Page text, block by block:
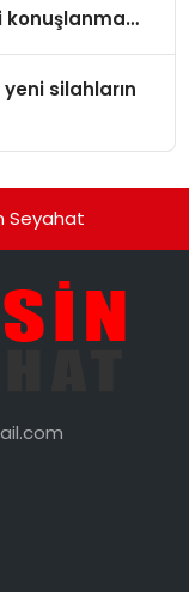
konuşlanma
silahların
Seyahat